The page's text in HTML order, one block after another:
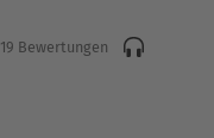
19 Bewertungen